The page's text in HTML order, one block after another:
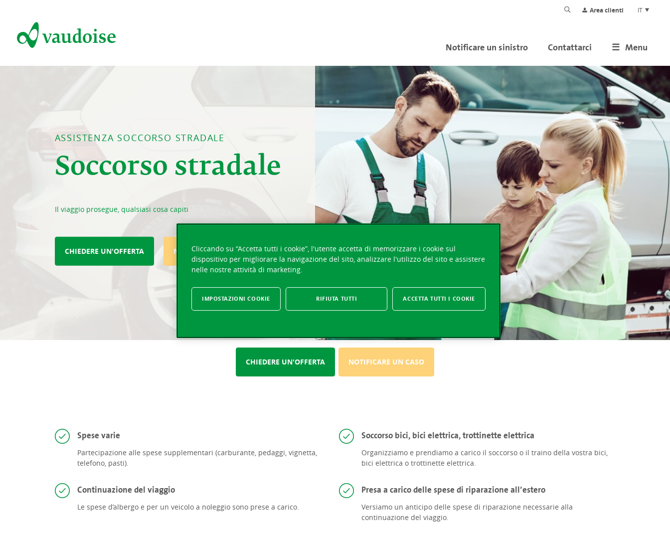
Area clienti IT
Menu
Contattarci
Notificare un sinistro
ASSISTENZA SOCCORSO STRADALE
Soccorso stradale
Il viaggio prosegue, qualsiasi cosa capiti
CHIEDERE UN'OFFERTA NOTIFICARE UN CASO
CHIEDERE UN'OFFERTA NOTIFICARE UN CASO
Spese varie
Partecipazione alle spese supplementari (carburante, pedaggi, vignetta,
telefono, pasti).
Soccorso bici, bici elettrica, trottinette elettrica
Organizziamo e prendiamo a carico il soccorso o il traino della vostra bici,
bici elettrica o trottinette elettrica.
Continuazione del viaggio
Le spese d’albergo e per un veicolo a noleggio sono prese a carico.
Presa a carico delle spese di riparazione all’estero
Versiamo un anticipo delle spese di riparazione necessarie alla
continuazione del viaggio.
Cliccando su “Accetta tutti i cookie”, l'utente accetta di memorizzare i cookie sul
dispositivo per migliorare la navigazione del sito, analizzare l'utilizzo del sito e assistere
nelle nostre attività di marketing.
RIFIUTA TUTTI ACCETTA TUTTI I COOKIE
IMPOSTAZIONI COOKIE